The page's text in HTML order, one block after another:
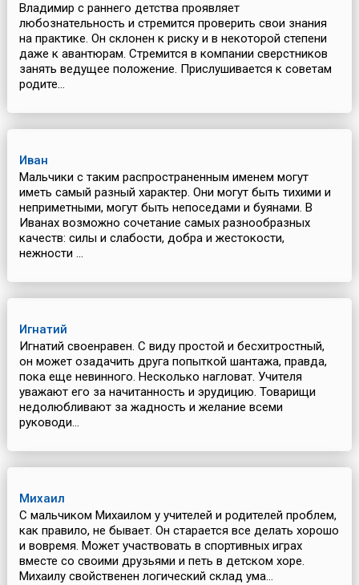
Владимир с раннего детства проявляет
любознательность и стремится проверить свои знания
на практике. Он склонен к риску и в некоторой степени
даже к авантюрам. Стремится в компании сверстников
занять ведущее положение. Прислушивается к советам
родите...
Иван
Мальчики с таким распространенным именем могут
иметь самый разный характер. Они могут быть тихими и
неприметными, могут быть непоседами и буянами. В
Иванах возможно сочетание самых разнообразных
качеств: силы и слабости, добра и жестокости,
нежности ...
Игнатий
Игнатий своенравен. С виду простой и бесхитростный,
он может озадачить друга попыткой шантажа, правда,
пока еще невинного. Несколько нагловат. Учителя
уважают его за начитанность и эрудицию. Товарищи
недолюбливают за жадность и желание всеми
руководи...
Михаил
С мальчиком Михаилом у учителей и родителей проблем,
как правило, не бывает. Он старается все делать хорошо
и вовремя. Может участвовать в спортивных играх
вместе со своими друзьями и петь в детском хоре.
Михаилу свойственен логический склад ума...